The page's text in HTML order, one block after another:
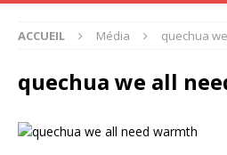
ACCUEIL Média quechua
quechua we all